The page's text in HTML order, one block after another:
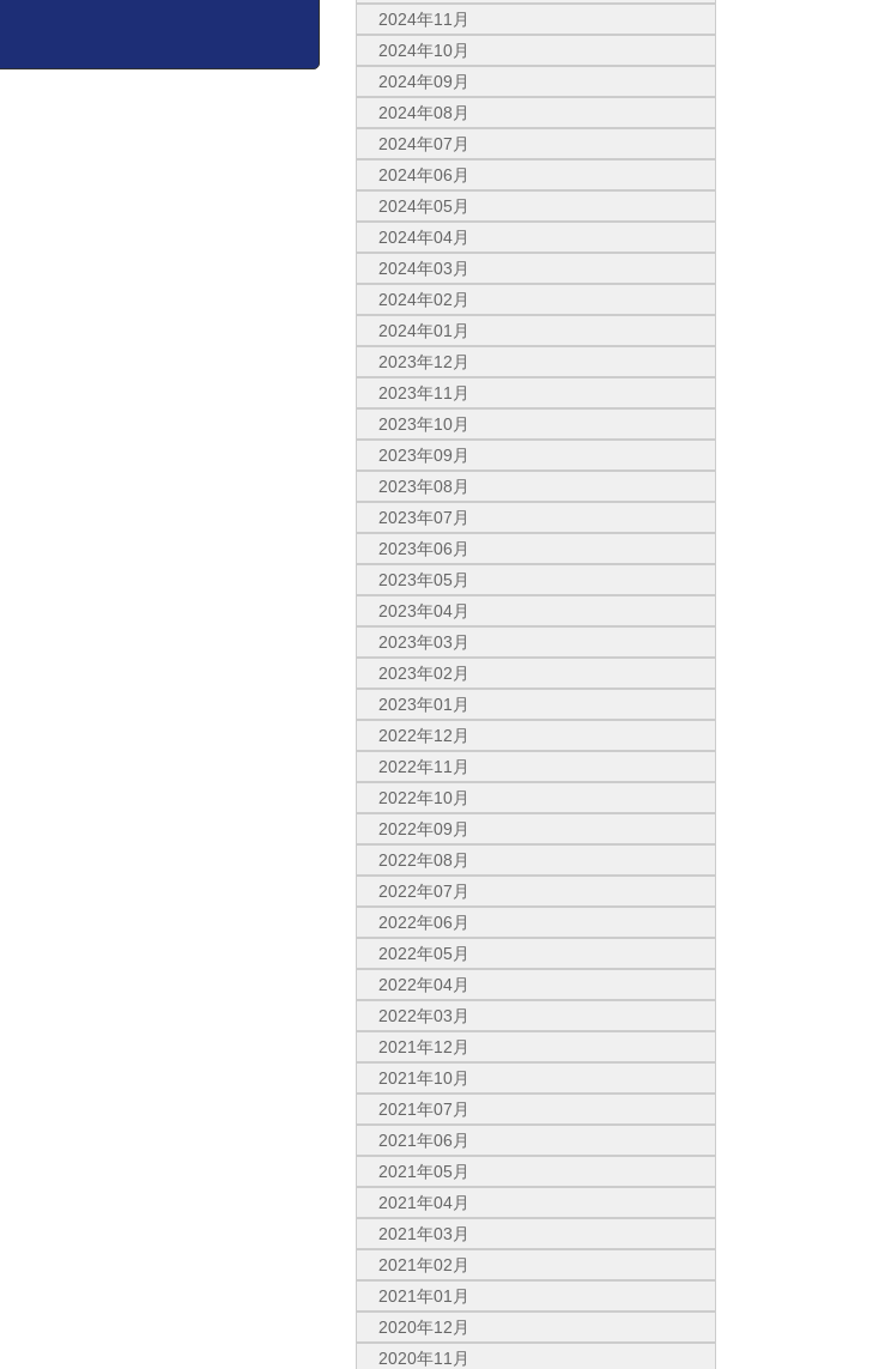
2024年11月
2024年10月
2024年09月
2024年08月
2024年07月
2024年06月
2024年05月
2024年04月
2024年03月
2024年02月
2024年01月
2023年12月
2023年11月
2023年10月
2023年09月
2023年08月
2023年07月
2023年06月
2023年05月
2023年04月
2023年03月
2023年02月
2023年01月
2022年12月
2022年11月
2022年10月
2022年09月
2022年08月
2022年07月
2022年06月
2022年05月
2022年04月
2022年03月
2021年12月
2021年10月
2021年07月
2021年06月
2021年05月
2021年04月
2021年03月
2021年02月
2021年01月
2020年12月
2020年11月